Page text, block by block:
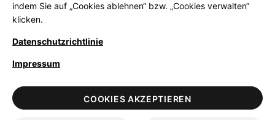
LegalDatenschutzrichtlinieZugänglichkeitHinweis zu Cookies
VerkaufsbedingungenNutzungsbedingungen
indem Sie auf „Cookies ablehnen“ bzw. „Cookies verwalten“
klicken.
Datenschutzrichtlinie
Impressum
COOKIES AKZEPTIEREN